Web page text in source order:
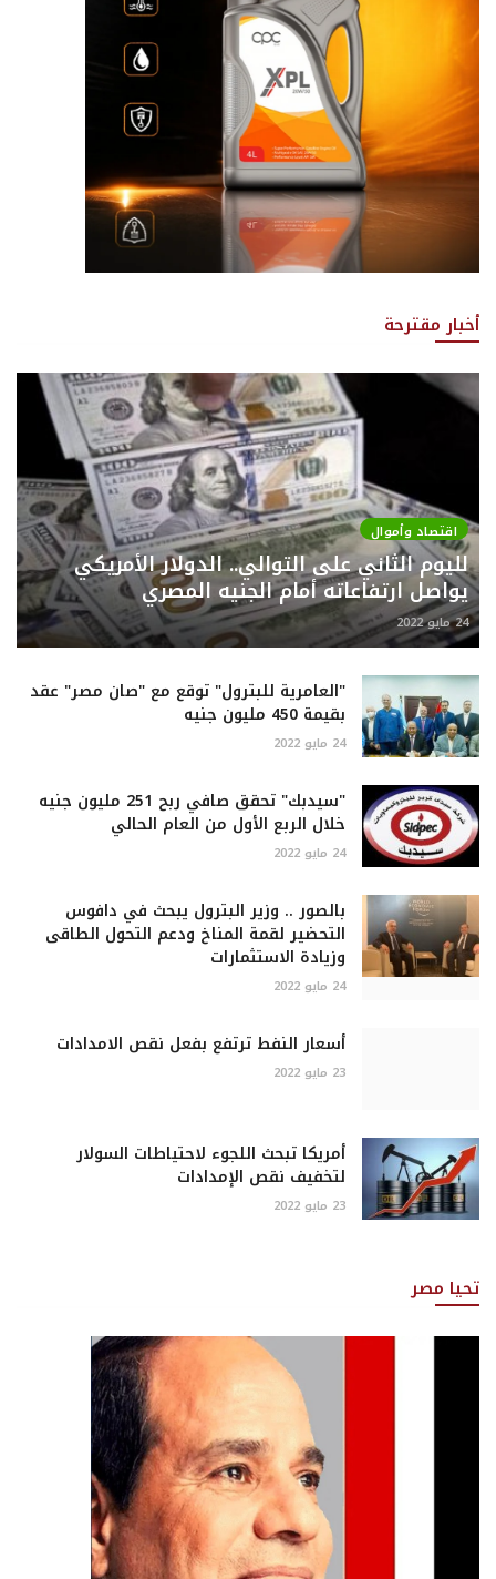
أخبار مقترحة
اقتصاد وأموال
لليوم الثاني على التوالي.. الدولار الأمريكي
يواصل ارتفاعاته أمام الجنيه المصري
24 مايو 2022
"العامرية للبترول" توقع مع "صان مصر" عقد
بقيمة 450 مليون جنيه
24 مايو 2022
"سيدبك" تحقق صافي ربح 251 مليون جنيه
خلال الربع الأول من العام الحالي
24 مايو 2022
بالصور .. وزير البترول يبحث في دافوس
التحضير لقمة المناخ ودعم التحول الطاقى
وزيادة الاستثمارات
24 مايو 2022
أسعار النفط ترتفع بفعل نقص الامدادات
23 مايو 2022
أمريكا تبحث اللجوء لاحتياطات السولار
لتخفيف نقص الإمدادات
23 مايو 2022
تحيا مصر